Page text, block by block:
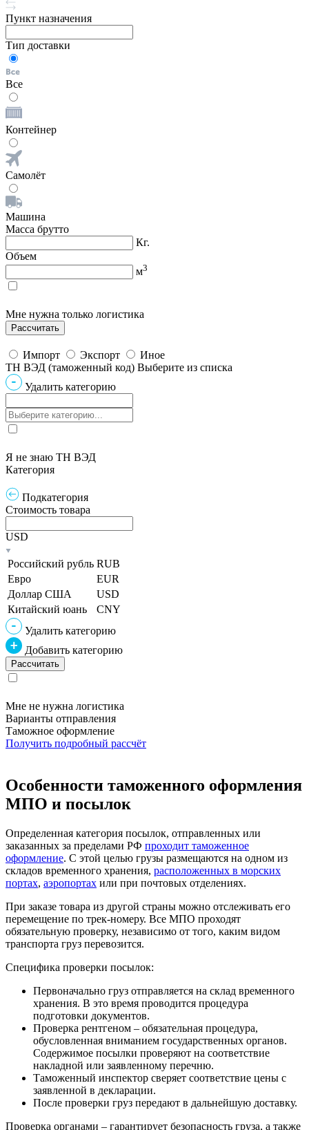
Пункт назначения
Тип доставки
Все
Контейнер
Самолёт
Машина
Масса брутто
Кг.
Объем
м3
Мне нужна только логистика
Импорт Экспорт
Иное
ТН ВЭД (таможенный код) Выберите из списка
Удалить категорию
Я не знаю ТН ВЭД
Категория
Подкатегория
Стоимость товара
USD
Российский рубль RUB
Евро
EUR
Доллар США
USD
Китайский юань
CNY
Удалить категорию
Добавить категорию
Мне не нужна логистика
Варианты отправления
Таможное оформление
Получить подробный рассчёт
Особенности таможенного оформления
МПО и посылок
Определенная категория посылок, отправленных или
заказанных за пределами РФ проходит таможенное
оформление. С этой целью грузы размещаются на одном из
складов временного хранения, расположенных в морских
портах, аэропортах или при почтовых отделениях.
При заказе товара из другой страны можно отслеживать его
перемещение по трек-номеру. Все МПО проходят
обязательную проверку, независимо от того, каким видом
транспорта груз перевозится.
Специфика проверки посылок:
Первоначально груз отправляется на склад временного
хранения. В это время проводится процедура
подготовки документов.
Проверка рентгеном – обязательная процедура,
обусловленная вниманием государственных органов.
Содержимое посылки проверяют на соответствие
накладной или заявленному перечню.
Таможенный инспектор сверяет соответствие цены с
заявленной в декларации.
После проверки груз передают в дальнейшую доставку.
Проверка органами – гарантирует безопасность груза, а также